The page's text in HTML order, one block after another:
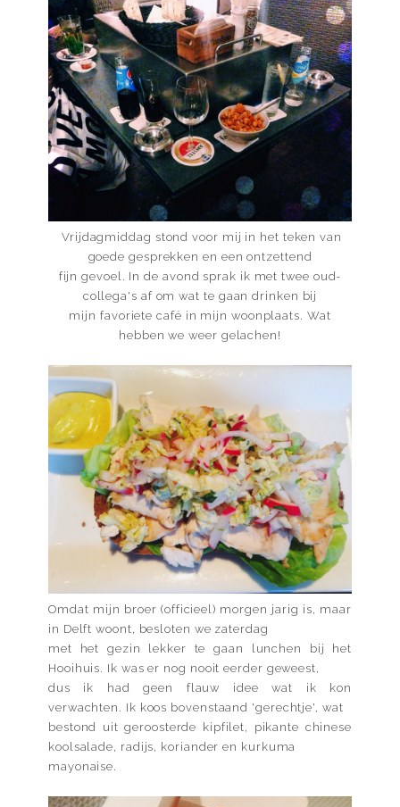
Vrijdagmiddag stond voor mij in het teken van
goede gesprekken en een ontzettend
fijn gevoel. In de avond sprak ik met twee oud-
collega's af om wat te gaan drinken bij
mijn favoriete café in mijn woonplaats. Wat
hebben we weer gelachen!
Omdat mijn broer (officieel) morgen jarig is, maar
in Delft woont, besloten we zaterdag
met het gezin lekker te gaan lunchen bij het
Hooihuis. Ik was er nog nooit eerder geweest,
dus ik had geen flauw idee wat ik kon
verwachten. Ik koos bovenstaand 'gerechtje', wat
bestond uit geroosterde kipfilet, pikante chinese
koolsalade, radijs, koriander en kurkuma
mayonaise.